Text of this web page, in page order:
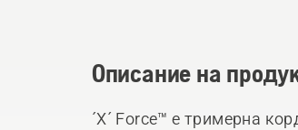
Описание на
´X´ Force™ е тримерна